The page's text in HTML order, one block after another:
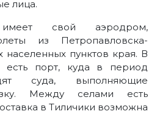
лица.
свой аэродром,
из Петропавловска-
населенных пунктов края. В
есть порт, куда в период
суда, выполняющие
Между селами есть
в Тиличики возможна